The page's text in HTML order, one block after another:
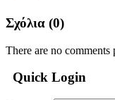
Σχόλια (0)
There are no comments
Quick Login